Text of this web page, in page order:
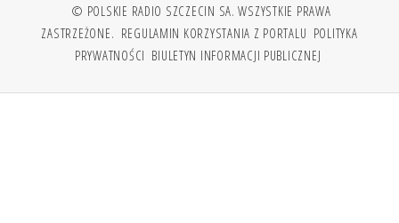
© POLSKIE RADIO SZCZECIN SA. WSZYSTKIE PRAWA
ZASTRZEŻONE. REGULAMIN KORZYSTANIA Z PORTALU POLITYKA
PRYWATNOŚCI BIULETYN INFORMACJI PUBLICZNEJ